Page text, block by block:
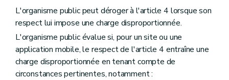
L'organisme public peut déroger à l'article 4 lorsque son
respect lui impose une charge disproportionnée.
L'organisme public évalue si, pour un site ou une
application mobile, le respect de l'article 4 entraîne une
charge disproportionnée en tenant compte de
circonstances pertinentes, notamment :